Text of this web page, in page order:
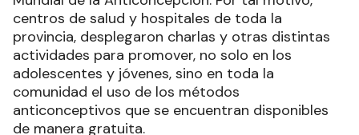
centros de salud y hospitales de toda la
provincia, desplegaron charlas y otras distintas
actividades para promover, no solo en los
adolescentes y jóvenes, sino en toda la
comunidad el uso de los métodos
anticonceptivos que se encuentran disponibles
de manera gratuita.